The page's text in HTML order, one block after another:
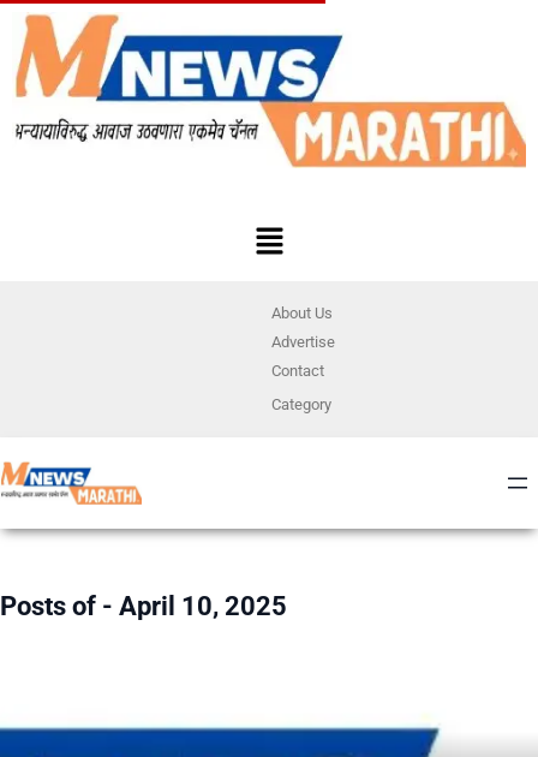
About Us
Advertise
Contact
Category
Posts of - April 10, 2025